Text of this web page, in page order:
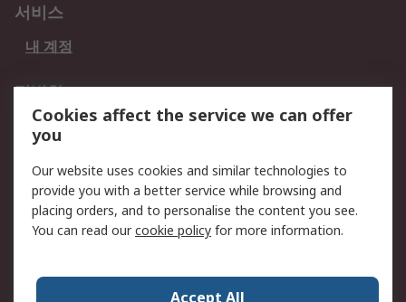
서비스
내 계정
적법한
개인 정보 보호 정책
데이터 보호
웹사이트 사용 약관
회사 소개
RS 계좌 정보
그룹사 RS Group에 대해
한국외 지역
회사 소개
Cookies affect the service we can offer
you
Our website uses cookies and similar technologies to
provide you with a better service while browsing and
placing orders, and to personalise the content you see.
You can read ourcookie policy for more information.
Accept All